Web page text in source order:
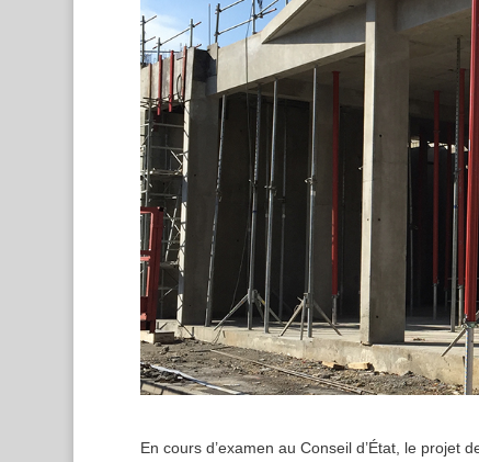
En cours d’examen au Conseil d’État, le projet